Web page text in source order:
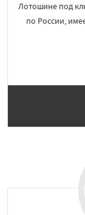
Лотошине под
по России,